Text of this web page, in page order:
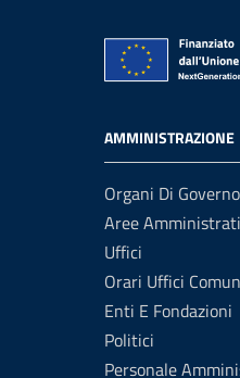
AMMINISTRAZIONE
Organi Di Governo
Aree
Uffici
Orari Uffici
Enti E Fondazioni
Politici
Personale